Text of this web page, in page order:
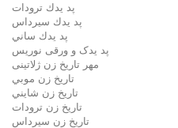
پد يدك ترودات
پد يدك سيرداس
پد يدك ساني
پد یدک و ورقی نوریس
مهر تاريخ زن ژلاتینی
تاريخ زن موبي
تاريخ زن شايني
تاريخ زن ترودات
تاريخ زن سيرداس